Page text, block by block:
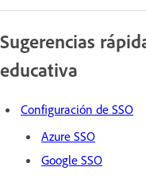
Sugerencias
educativa
Configuración de SSO
Azure SSO
Google SSO